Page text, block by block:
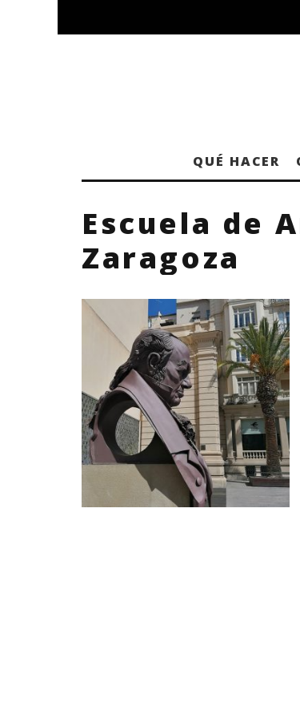
QUÉ HACER
Escuela de
Zaragoza